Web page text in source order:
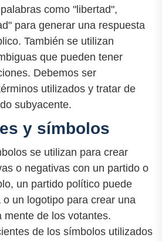
como "libertad",
para generar una respuesta
También se utilizan
que pueden tener
Debemos ser
utilizados y tratar de
subyacente.
y símbolos
se utilizan para crear
o negativas con un partido o
un partido político puede
un logotipo para crear una
mente de los votantes.
de los símbolos utilizados